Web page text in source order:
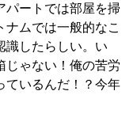
パートでは部屋を掃
ナムでは一般的なこ
識したらしい。い
じゃない！俺の苦労
ているんだ！？今年